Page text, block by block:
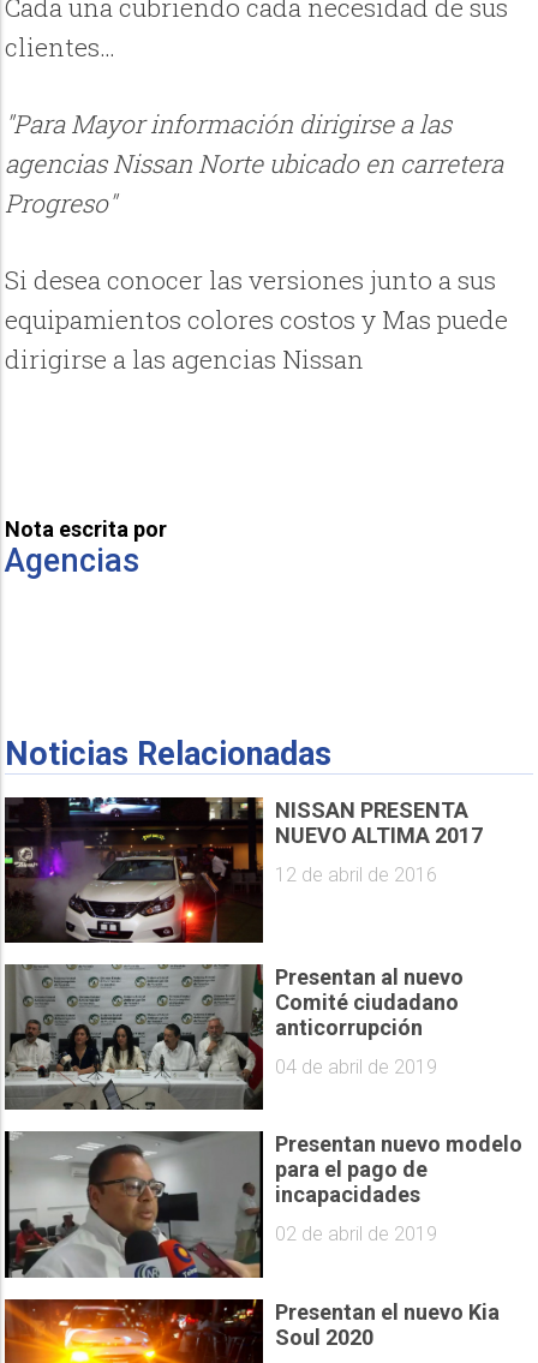
clientes…
"Para Mayor información dirigirse a las
agencias Nissan Norte ubicado en carretera
Progreso"
Si desea conocer las versiones junto a sus
equipamientos colores costos y Mas puede
dirigirse a las agencias Nissan
Nota escrita por
Agencias
Noticias Relacionadas
NISSAN PRESENTA
NUEVO ALTIMA 2017
12 de abril de 2016
Presentan al nuevo
Comité ciudadano
anticorrupción
04 de abril de 2019
Presentan nuevo modelo
para el pago de
incapacidades
02 de abril de 2019
Presentan el nuevo Kia
Soul 2020